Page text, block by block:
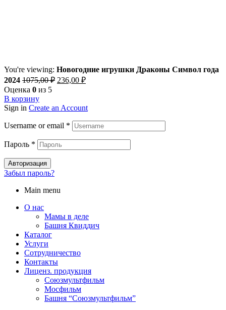
You're viewing: Новогодние игрушки Драконы Символ года
2024 1075,00₽ 236,00 ₽
Оценка 0 из 5
В корзину
Sign in Create an Account
Username or email *
Пароль *
Авторизация
Забыл пароль?
Main menu
О нас
Мамы в деле
Башня Квиддич
Каталог
Услуги
Сотрудничество
Контакты
Лиценз. продукция
Союзмультфильм
Мосфильм
Башня “Союзмультфильм”